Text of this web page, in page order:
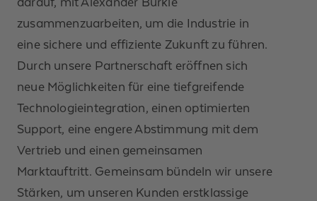
zusammenzuarbeiten, um die Industrie in
eine sichere und effiziente Zukunft zu führen.
Durch unsere Partnerschaft eröffnen sich
neue Möglichkeiten für eine tiefgreifende
Technologieintegration, einen optimierten
Support, eine engere Abstimmung mit dem
Vertrieb und einen gemeinsamen
Marktauftritt. Gemeinsam bündeln wir unsere
Stärken, um unseren Kunden erstklassige